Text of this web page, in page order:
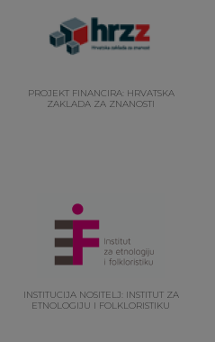
PROJEKT FINANCIRA: HRVATSKA
ZAKLADA ZA ZNANOSTI
INSTITUCIJA NOSITELJ: INSTITUT ZA
ETNOLOGIJU I FOLKLORISTIKU